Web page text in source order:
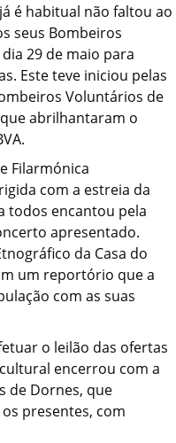
é habitual não faltou ao
seus Bombeiros
29 de maio para
Este teve iniciou pelas
Voluntários de
abrilhantaram o
Filarmónica
com a estreia da
todos encantou pela
apresentado.
da Casa do
um reportório que a
com as suas
o leilão das ofertas
encerrou com a
de Dornes, que
presentes, com